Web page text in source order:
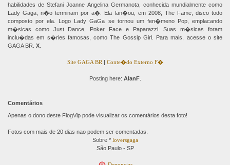
habilidades de Stefani Joanne Angelina Germanota, conhecida mundialmente como
Lady Gaga, n�o terminam por a�. Ela lan�ou, em 2008, The Fame, disco todo
composto por ela. Logo Lady GaGa se tornou um fen�meno Pop, emplacando
m�sicas como Just Dance, Poker Face e Paparazzi. Suas m�sicas foram
inclu�das em s�ries famosas, como The Gossip Girl. Para mais, acesse o site
GAGA BR. X
Site GAGA BR | Conte�do Externo F�
Posting here: AlanF.
Comentários
Apenas o dono deste FlogVip pode visualizar os comentários desta foto!
Fotos com mais de 20 dias nao podem ser comentadas.
Sobre * loversgaga
São Paulo - SP